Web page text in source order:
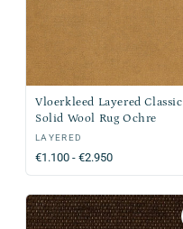
Vloerkleed Layered Classic
Solid Wool Rug Ochre
Verkoper:
LAYERED
Normale
prijs
€1.100 - €2.950